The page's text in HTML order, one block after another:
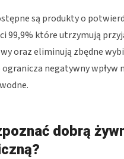
są produkty o
99,9% które utrzymują
oraz eliminują zbędne
negatywny wpływ
dobrą